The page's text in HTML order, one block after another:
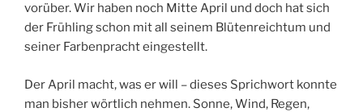
vorüber. Wir haben noch Mitte April und doch hat sich
der Frühling schon mit all seinem Blütenreichtum und
seiner Farbenpracht eingestellt.
Der April macht, was er will – dieses Sprichwort konnte
man bisher wörtlich nehmen. Sonne, Wind, Regen,